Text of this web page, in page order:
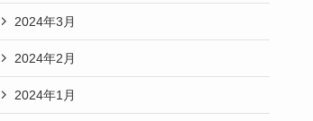
2024年3月
2024年2月
2024年1月